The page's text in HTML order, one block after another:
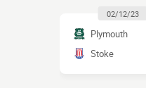
02/12/23
Plymouth
Stoke